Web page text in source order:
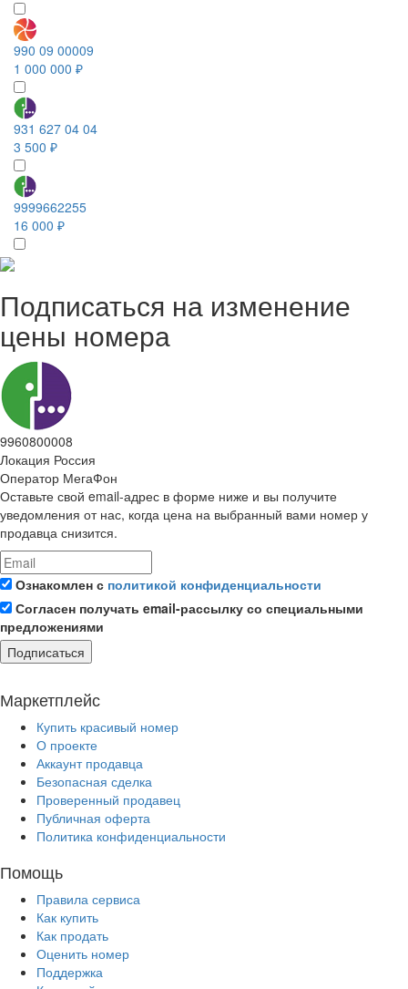
990 09 00009
1 000 000 ₽
931 627 04 04
3 500 ₽
9999662255
16 000 ₽
Подписаться на изменение
цены номера
9960800008
Локация Россия
Оператор МегаФон
Оставьте свой email-адрес в форме ниже и вы получите
уведомления от нас, когда цена на выбранный вами номер у
продавца снизится.
Ознакомлен с политикой конфиденциальности
Согласен получать email-рассылку со специальными
предложениями
Подписаться
Маркетплейс
Купить красивый номер
О проекте
Аккаунт продавца
Безопасная сделка
Проверенный продавец
Публичная оферта
Политика конфиденциальности
Помощь
Правила сервиса
Как купить
Как продать
Оценить номер
Поддержка